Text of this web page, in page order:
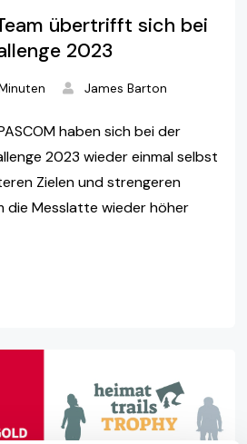
übertrifft sich bei
2023
James Barton
haben sich bei der
2023 wieder einmal selbst
Zielen und strengeren
die Messlatte wieder höher